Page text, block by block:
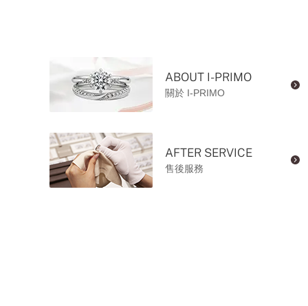
ABOUT I-PRIMO
關於 I-PRIMO
AFTER SERVICE
售後服務